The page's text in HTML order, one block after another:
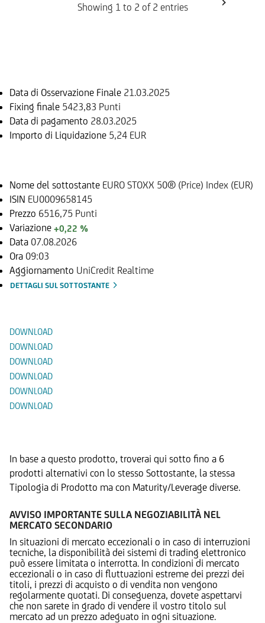
Showing 1 to 2 of 2 entries
Data di Osservazione Finale 21.03.2025
Fixing finale 5423,83 Punti
Data di pagamento 28.03.2025
Importo di Liquidazione 5,24 EUR
Nome del sottostante EURO STOXX 50® (Price) Index (EUR)
ISIN EU0009658145
Prezzo 6516,75 Punti
Variazione +0,22 %
Data 07.08.2026
Ora 09:03
Aggiornamento UniCredit Realtime
DETTAGLI SUL SOTTOSTANTE
DOWNLOAD
DOWNLOAD
DOWNLOAD
DOWNLOAD
DOWNLOAD
DOWNLOAD
In base a questo prodotto, troverai qui sotto fino a 6
prodotti alternativi con lo stesso Sottostante, la stessa
Tipologia di Prodotto ma con Maturity/Leverage diverse.
AVVISO IMPORTANTE SULLA NEGOZIABILITÀ NEL
MERCATO SECONDARIO
In situazioni di mercato eccezionali o in caso di interruzioni
tecniche, la disponibilità dei sistemi di trading elettronico
può essere limitata o interrotta. In condizioni di mercato
eccezionali o in caso di fluttuazioni estreme dei prezzi dei
titoli, i prezzi di acquisto o di vendita non vengono
regolarmente quotati. Di conseguenza, dovete aspettarvi
che non sarete in grado di vendere il vostro titolo sul
mercato ad un prezzo adeguato in ogni situazione.